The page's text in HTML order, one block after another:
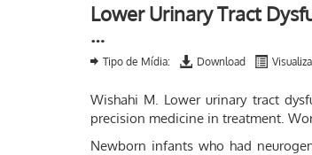
Lower Urinary Tract
…
Tipo de Mídia: Download
Wishahi M. Lower urinary tract
precision medicine in treatment.
Newborn infants who had